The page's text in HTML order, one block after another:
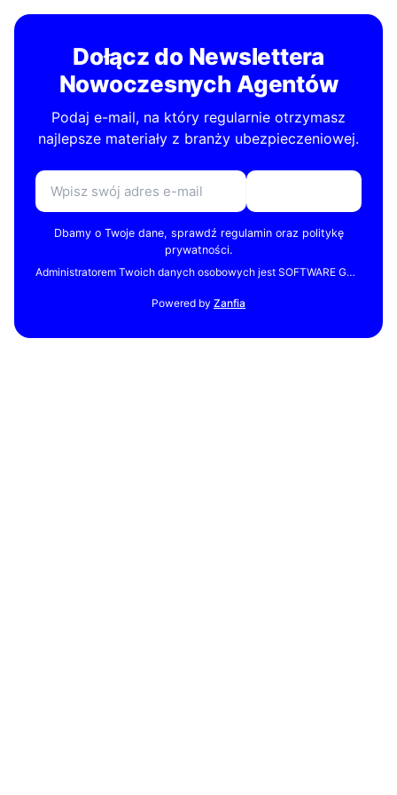
Dołącz do Newslettera
Nowoczesnych Agentów
Podaj e-mail, na który regularnie otrzymasz
najlepsze materiały z branży ubezpieczeniowej.
Dbamy o Twoje dane, sprawdź regulamin oraz politykę
prywatności.
Administratorem Twoich danych osobowych jest SOFTWARE GURU Bogusz Pękalski z siedzibą w Warszawie. Twoje dane osobowe będą przetwarzane w celu realizacji zamówienia, a także w celach statystycznych i analitycznych administratora. Jeśli się na to zgodzisz, Twoje dane będą przetwarzane także w celu przesyłania do Ciebie treści marketingowych w formie newslettera e-mail. Więcej informacji na temat przetwarzania danych osobowych, w tym o przysługujących Ci prawach, znajdziesz w naszej polityce prywatności.
Powered by Zanfia